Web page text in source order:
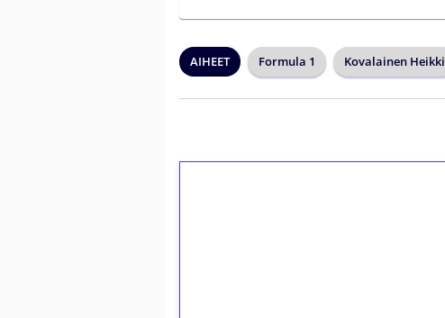
AIHEET Formula 1 Kovalainen Heikki